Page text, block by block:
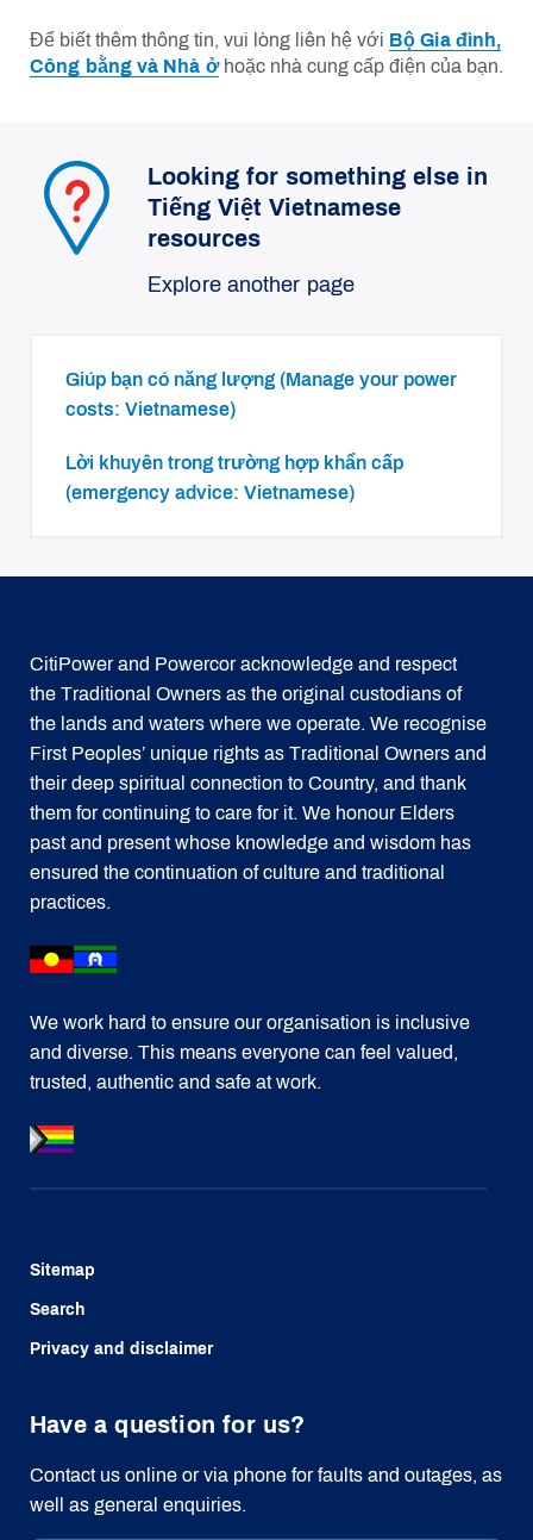
Để biết thêm thông tin, vui lòng liên hệ với Bộ Gia đình,
Công bằng và Nhà ởhoặc nhà cung cấp điện của bạn.
Looking for something else in
Tiếng Việt Vietnamese
resources
Explore another page
Giúp bạn có năng lượng (Manage your power
costs: Vietnamese)
Lời khuyên trong trường hợp khẩn cấp
(emergency advice: Vietnamese)
CitiPower and Powercor acknowledge and respect
the Traditional Owners as the original custodians of
the lands and waters where we operate. We recognise
First Peoples’ unique rights as Traditional Owners and
their deep spiritual connection to Country, and thank
them for continuing to care for it. We honour Elders
past and present whose knowledge and wisdom has
ensured the continuation of culture and traditional
practices.
We work hard to ensure our organisation is inclusive
and diverse. This means everyone can feel valued,
trusted, authentic and safe at work.
Sitemap
Search
Privacy and disclaimer
Have a question for us?
Contact us online or via phone for faults and outages, as
well as general enquiries.